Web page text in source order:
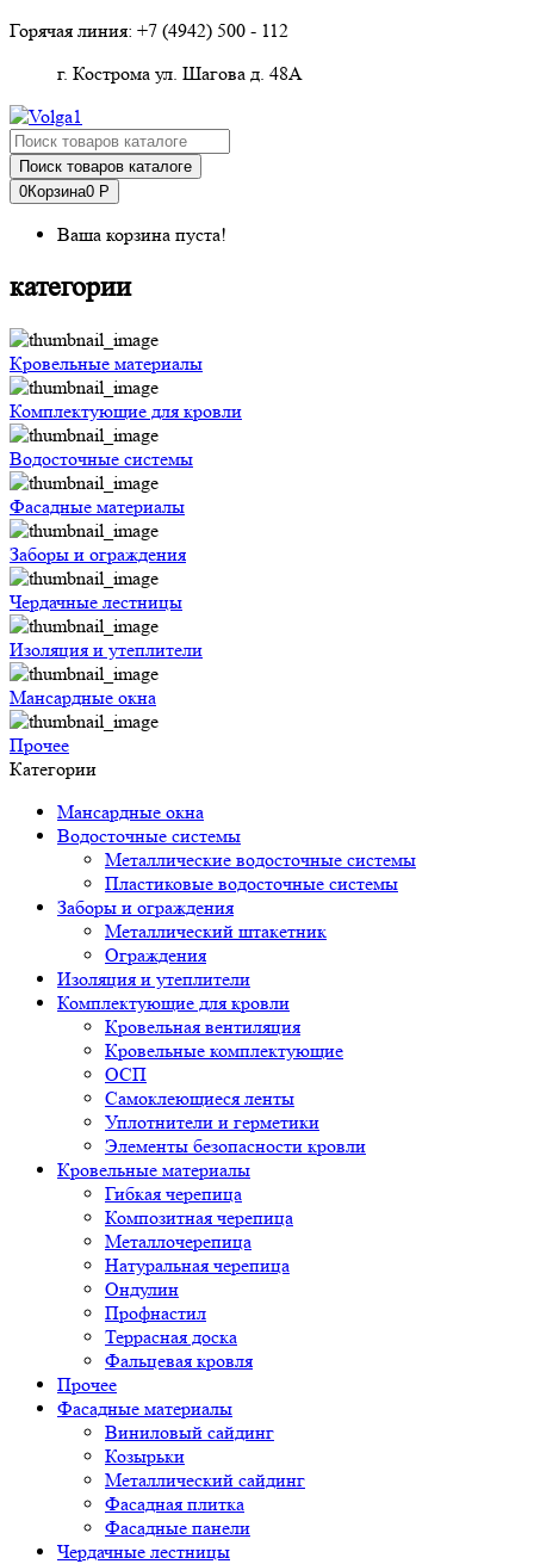
Горячая линия: +7 (4942) 500 - 112
г. Кострома ул. Шагова д. 48А
Поиск товаров каталоге
0Корзина0 Р
Ваша корзина пуста!
категории
Кровельные материалы
Комплектующие для кровли
Водосточные системы
Фасадные материалы
Заборы и ограждения
Чердачные лестницы
Изоляция и утеплители
Мансардные окна
Прочее
Категории
Мансардные окна
Водосточные системы
Металлические водосточные системы
Пластиковые водосточные системы
Заборы и ограждения
Металлический штакетник
Ограждения
Изоляция и утеплители
Комплектующие для кровли
Кровельная вентиляция
Кровельные комплектующие
ОСП
Самоклеющиеся ленты
Уплотнители и герметики
Элементы безопасности кровли
Кровельные материалы
Гибкая черепица
Композитная черепица
Металлочерепица
Натуральная черепица
Ондулин
Профнастил
Террасная доска
Фальцевая кровля
Прочее
Фасадные материалы
Виниловый сайдинг
Козырьки
Металлический сайдинг
Фасадная плитка
Фасадные панели
Чердачные лестницы